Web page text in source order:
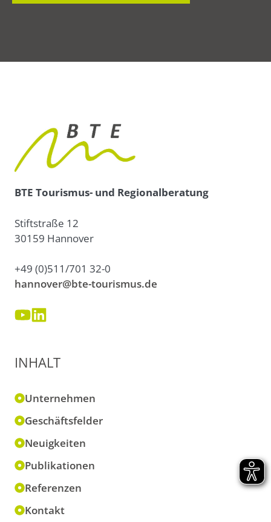
BTE Tourismus- und Regionalberatung
Stiftstraße 12
30159 Hannover
+49 (0)511/701 32-0
hannover@bte-tourismus.de
INHALT
Unternehmen
Geschäftsfelder
Neuigkeiten
Publikationen
Referenzen
Kontakt